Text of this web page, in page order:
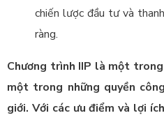
chiến lược đầu tư và
ràng.
Chương trình IIP là một
một trong những quyền
giới. Với các ưu điểm và lợi